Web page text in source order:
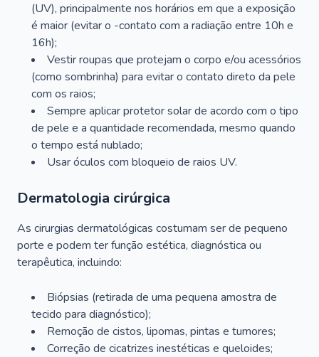
(UV), principalmente nos horários em que a exposição
é maior (evitar o -contato com a radiação entre 10h e
16h);
Vestir roupas que protejam o corpo e/ou acessórios
(como sombrinha) para evitar o contato direto da pele
com os raios;
Sempre aplicar protetor solar de acordo com o tipo
de pele e a quantidade recomendada, mesmo quando
o tempo está nublado;
Usar óculos com bloqueio de raios UV.
Dermatologia cirúrgica
As cirurgias dermatológicas costumam ser de pequeno
porte e podem ter função estética, diagnóstica ou
terapêutica, incluindo:
Biópsias (retirada de uma pequena amostra de
tecido para diagnóstico);
Remoção de cistos, lipomas, pintas e tumores;
Correção de cicatrizes inestéticas e queloides;